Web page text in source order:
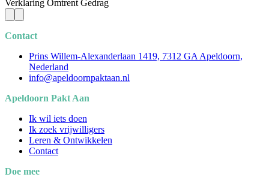
Verklaring Omtrent Gedrag
Contact
Prins Willem-Alexanderlaan 1419, 7312 GA Apeldoorn,
Nederland
info@apeldoornpaktaan.nl
Apeldoorn Pakt Aan
Ik wil iets doen
Ik zoek vrijwilligers
Leren & Ontwikkelen
Contact
Doe mee